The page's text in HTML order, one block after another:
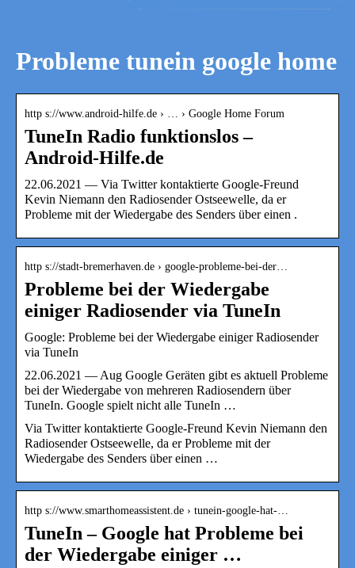
Probleme tunein google home
http s://www.android-hilfe.de › … › Google Home Forum
TuneIn Radio funktionslos –
Android-Hilfe.de
22.06.2021 — Via Twitter kontaktierte Google-Freund
Kevin Niemann den Radiosender Ostseewelle, da er
Probleme mit der Wiedergabe des Senders über einen .
http s://stadt-bremerhaven.de › google-probleme-bei-der…
Probleme bei der Wiedergabe
einiger Radiosender via TuneIn
Google: Probleme bei der Wiedergabe einiger Radiosender
via TuneIn
22.06.2021 — Aug Google Geräten gibt es aktuell Probleme
bei der Wiedergabe von mehreren Radiosendern über
TuneIn. Google spielt nicht alle TuneIn …
Via Twitter kontaktierte Google-Freund Kevin Niemann den
Radiosender Ostseewelle, da er Probleme mit der
Wiedergabe des Senders über einen …
http s://www.smarthomeassistent.de › tunein-google-hat-…
TuneIn – Google hat Probleme bei
der Wiedergabe einiger …